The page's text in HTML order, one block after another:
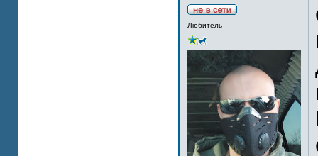
Любитель